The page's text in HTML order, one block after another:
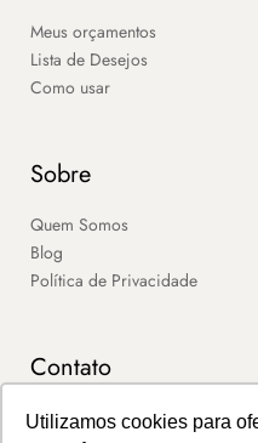
Utilizamos cookies para
Meus orçamentos
Lista de Desejos
Como usar
Sobre
Quem Somos
Blog
Política de Privacidade
Contato
SAC